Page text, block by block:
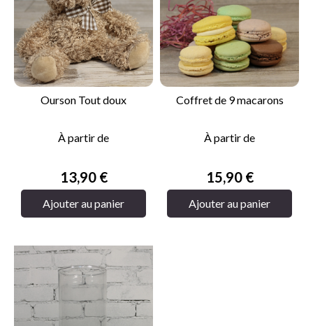
Ourson Tout doux
À partir de
Prix
13,90 €
Ajouter au panier
Coffret de 9 macarons
À partir de
Prix
15,90 €
Ajouter au panier